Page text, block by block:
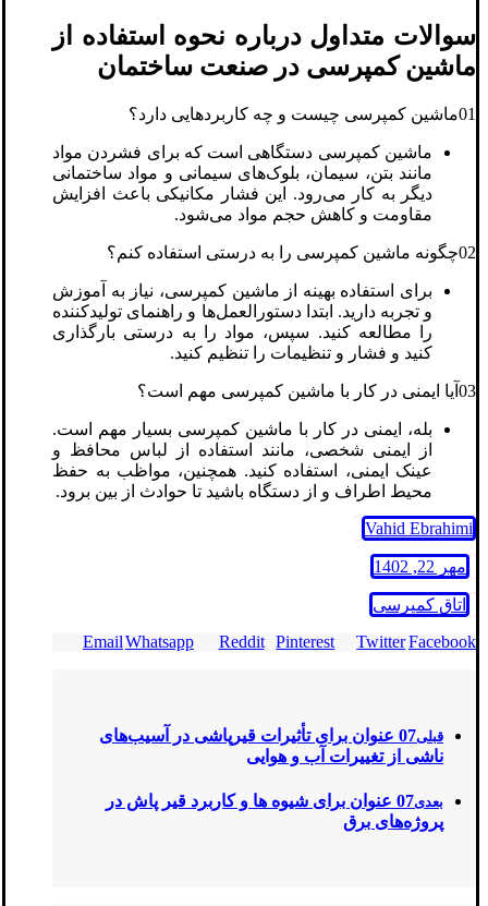
سوالات متداول درباره نحوه استفاده از
ماشین کمپرسی در صنعت ساختمان
01ماشین کمپرسی چیست و چه کاربردهایی دارد؟
ماشین کمپرسی دستگاهی است که برای فشردن مواد
مانند بتن، سیمان، بلوک‌های سیمانی و مواد ساختمانی
دیگر به کار می‌رود. این فشار مکانیکی باعث افزایش
مقاومت و کاهش حجم مواد می‌شود.
02چگونه ماشین کمپرسی را به درستی استفاده کنم؟
برای استفاده بهینه از ماشین کمپرسی، نیاز به آموزش
و تجربه دارید. ابتدا دستورالعمل‌ها و راهنمای تولیدکننده
را مطالعه کنید. سپس، مواد را به درستی بارگذاری
کنید و فشار و تنظیمات را تنظیم کنید.
03آیا ایمنی در کار با ماشین کمپرسی مهم است؟
بله، ایمنی در کار با ماشین کمپرسی بسیار مهم است.
از ایمنی شخصی، مانند استفاده از لباس محافظ و
عینک ایمنی، استفاده کنید. همچنین، مواظب به حفظ
محیط اطراف و از دستگاه باشید تا حوادث از بین برود.
Vahid Ebrahimi
مهر 22, 1402
اتاق کمپرسی
Facebook
Twitter
Pinterest
Reddit
Whatsapp
Email
قبلی
07 عنوان برای تأثیرات قیرپاشی در آسیب‌های
ناشی از تغییرات آب و هوایی
بعدی
07 عنوان برای شیوه‌ ها و کاربرد قیر پاش در
پروژه‌های برق